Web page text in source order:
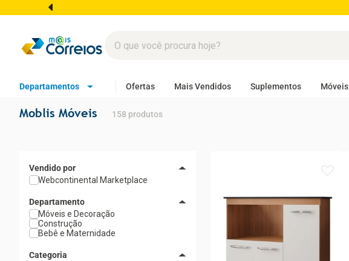
Departamentos Ofertas Mais Vendidos Suplementos Móveis
Moblis Móveis 158 produtos
Webcontinental Marketplace
Departamento
Móveis e Decoração
Construção
Bebê e Maternidade
Categoria